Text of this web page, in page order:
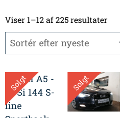
Viser 1–12 af 225 resultaterefter
Solgt Solgt